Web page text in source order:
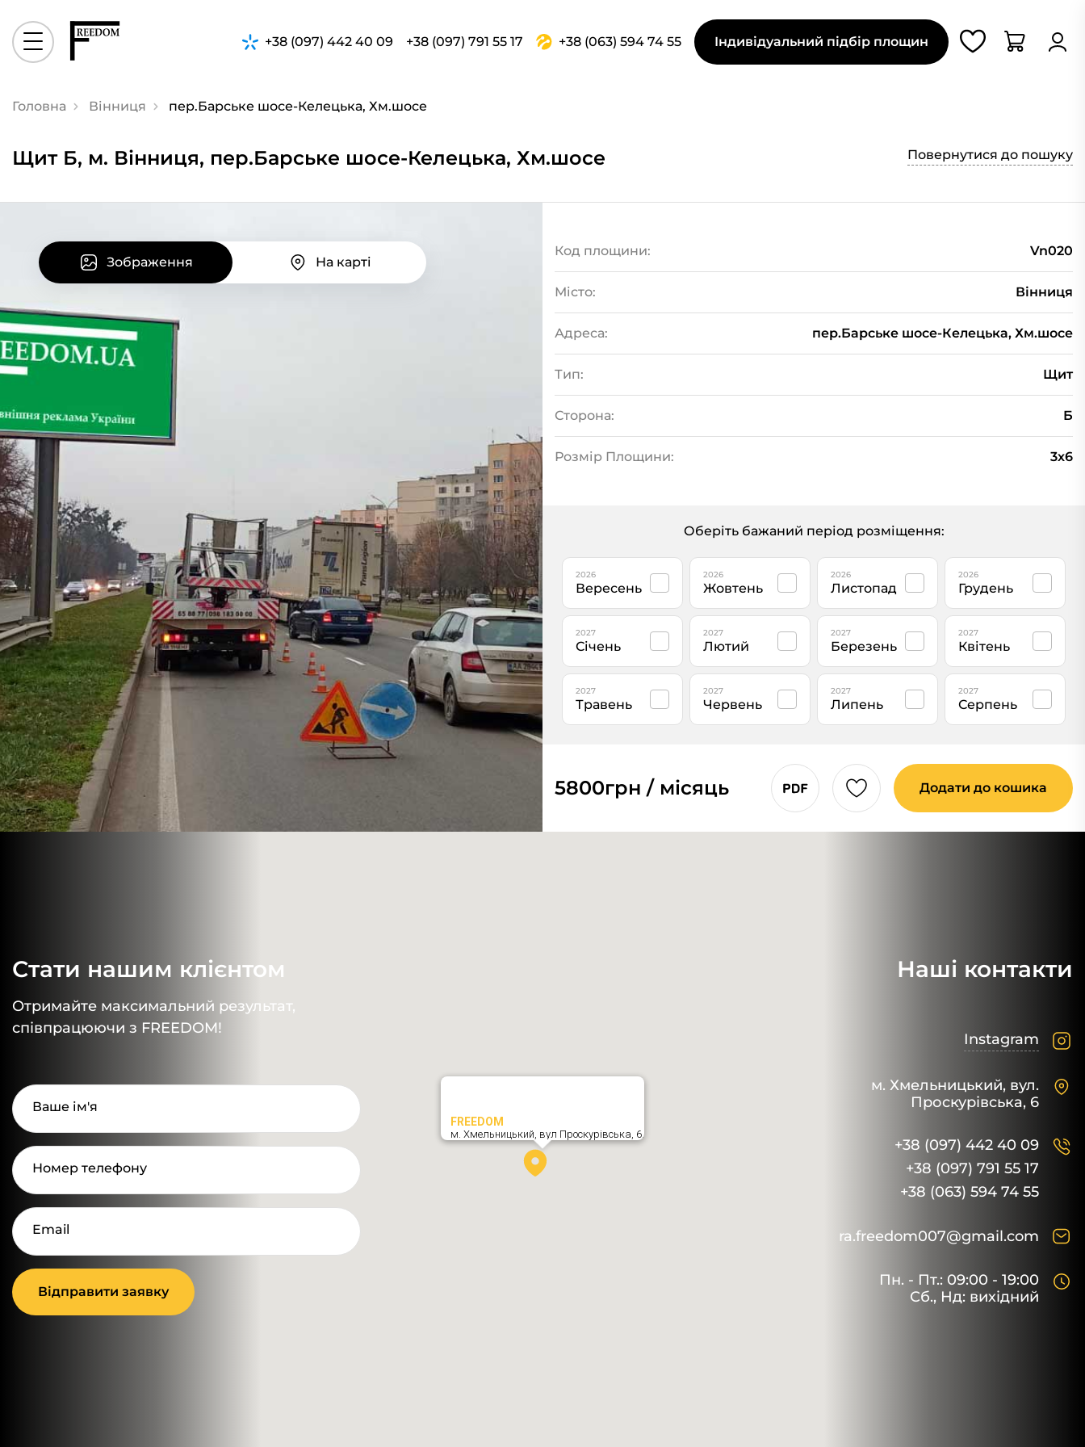
+38 (097) 442 40 09 +38 (097) 791 55 17 +38 (063) 594 74 55 Індивідуальний підбір площин
Головна Вінниця пер.Барське шосе-Келецька, Хм.шосе
Щит Б, м. Вінниця, пер.Барське шосе-Келецька, Хм.шосе Повернутися до пошуку
Зображення На карті
Код площини: Vn020
Місто: Вінниця
Адреса: пер.Барське шосе-Келецька, Хм.шосе
Тип: Щит
Сторона: Б
Розмір Площини: 3х6
Оберіть бажаний період розміщення:
2026
Вересень
2026
Жовтень
2026
Листопад
2026
Грудень
2027
Січень
2027
Лютий
2027
Березень
2027
Квітень
2027
Травень
2027
Червень
2027
Липень
2027
Серпень
5800грн / місяць Додати до кошика
Стати нашим клієнтом
Отримайте максимальний результат,
співпрацюючи з FREEDOM!
Ваше ім'я
Номер телефону
Email
Відправити заявку
Наші контакти
Instagram
м. Хмельницький, вул.
Проскурівська, 6
+38 (097) 442 40 09
+38 (097) 791 55 17
+38 (063) 594 74 55
ra.freedom007@gmail.com
Пн. - Пт.: 09:00 - 19:00
Сб., Нд: вихідний
FREEDOM
м. Хмельницький, вул Проскурівська, 6,